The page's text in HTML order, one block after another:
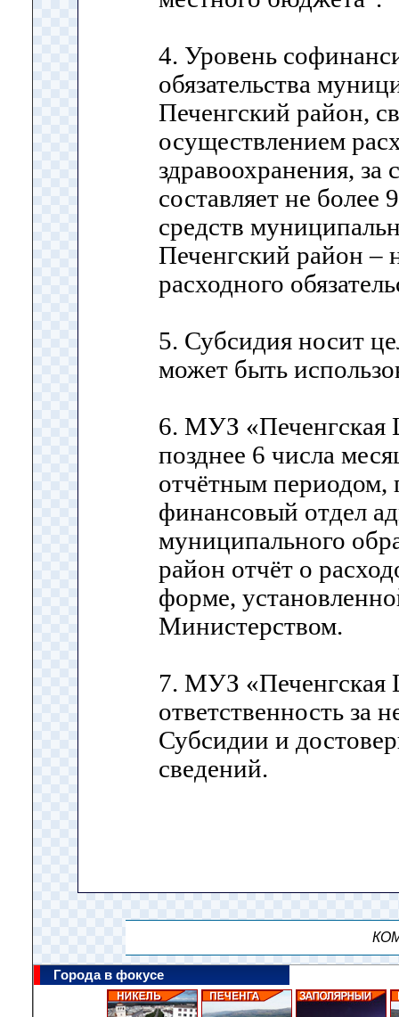
4. Уровень
обязательства
Печенгский район,
осуществлением
здравоохранения, за
составляет не более
средств
Печенгский район –
расходного
5. Субсидия носит
может быть
6. МУЗ «Печенгская
позднее 6 числа
отчётным периодом,
финансовый отдел
муниципального
район отчёт о
форме,
Министерством.
7. МУЗ «Печенгская
ответственность за
Субсидии и
сведений.
Города в фокусе